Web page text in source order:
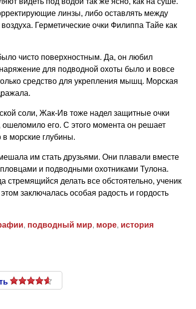
линзы, либо оставлять между
Герметические очки Филиппа Тайе как
чисто поверхностным. Да, он любил
для подводной охоты было и вовсе
средство для укрепления мышц. Морская
соли, Жак-Ив тоже надел защитные очки
его. С этого момента он решает
морские глубины.
им стать друзьями. Они плавали вместе
и подводными охотниками Тулона.
стремящийся делать все обстоятельно, ученик
заключалась особая радость и гордость
, подводный мир, море, история